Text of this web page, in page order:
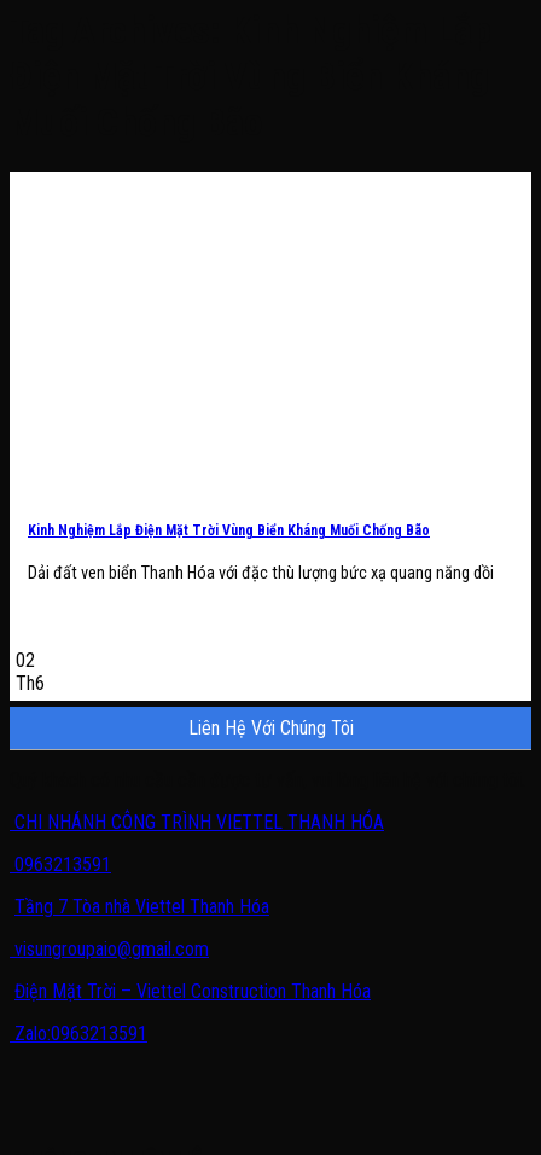
Kinh Nghiệm Lắp Điện Mặt Trời Vùng Biển Kháng Muối Chống Bão
Dải đất ven biển Thanh Hóa với đặc thù lượng bức xạ quang năng dồi
02
Th6
Liên Hệ Với Chúng Tôi
CHI NHÁNH CÔNG TRÌNH VIETTEL THANH HÓA
0963213591
Tầng 7 Tòa nhà Viettel Thanh Hóa
visungroupaio@gmail.com
Điện Mặt Trời – Viettel Construction Thanh Hóa
Zalo:0963213591